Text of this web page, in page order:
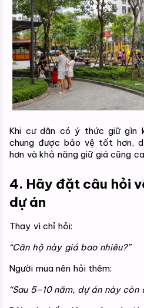
Khi cư dân có ý thức giữ gìn
chung được bảo vệ tốt hơn,
hơn và khả năng giữ giá cũng
4. Hãy đặt câu hỏi
dự án
Thay vì chỉ hỏi:
“Căn hộ này giá bao nhiêu?”
Người mua nên hỏi thêm:
“Sau 5–10 năm, dự án này còn